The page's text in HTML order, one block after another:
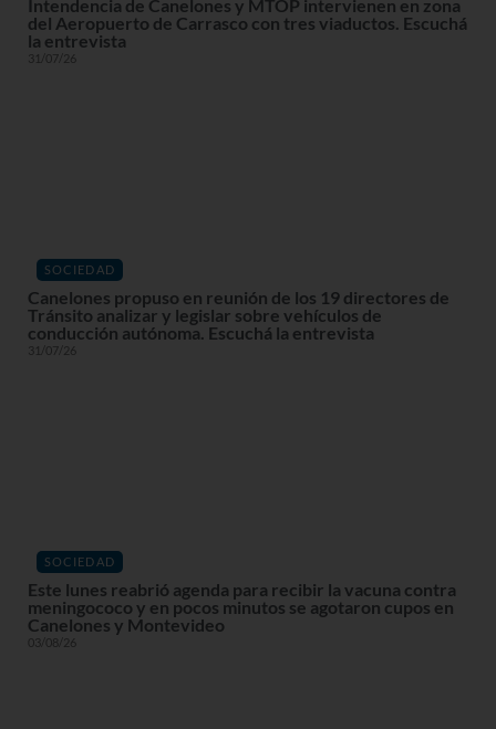
Intendencia de Canelones y MTOP intervienen en zona
del Aeropuerto de Carrasco con tres viaductos. Escuchá
la entrevista
31/07/26
SOCIEDAD
Canelones propuso en reunión de los 19 directores de
Tránsito analizar y legislar sobre vehículos de
conducción autónoma. Escuchá la entrevista
31/07/26
SOCIEDAD
Este lunes reabrió agenda para recibir la vacuna contra
meningococo y en pocos minutos se agotaron cupos en
Canelones y Montevideo
03/08/26